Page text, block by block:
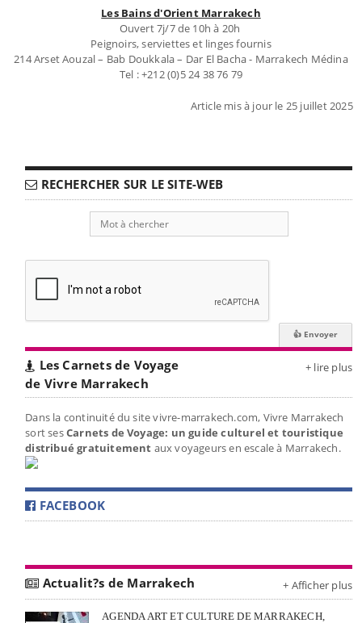
Les Bains d'Orient Marrakech
Ouvert 7j/7 de 10h à 20h
Peignoirs, serviettes et linges fournis
214 Arset Aouzal – Bab Doukkala – Dar El Bacha - Marrakech Médina
Tel : +212 (0)5 24 38 76 79
Article mis à jour le 25 juillet 2025
RECHERCHER SUR LE SITE-WEB
Les Carnets de Voyage
de Vivre Marrakech
+ lire plus
Dans la continuité du site vivre-marrakech.com, Vivre Marrakech
sort sesCarnets de Voyage: un guide culturel et touristique
distribué gratuitement aux voyageurs en escale à Marrakech.
FACEBOOK
Actualit?s de Marrakech + Afficher plus
AGENDA ART ET CULTURE DE MARRAKECH,